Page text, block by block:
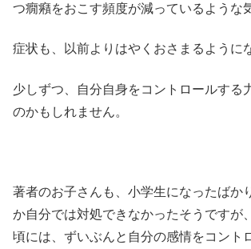
つ癇癪をおこす頻度が減っているような
症状も、以前よりはやくおさまるように
少しずつ、自分自身をコントロールする
のかもしれません。
著者のお子さんも、小学生になったばか
か自分では対処できなかったそうですが
頃には、ずいぶんと自分の感情をコント